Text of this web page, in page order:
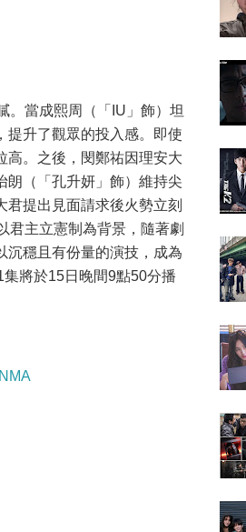
。當成熙周（「IU」飾）坦
提升了觀眾的投入感。即使
高。之後，閔鄭祐因理安大
朗（「孔升妍」飾）維持尖
提出見面請求後火勢立刻
君主立憲制為背景，隨著劇
沉穩且有份量的演技，成為
集將於15日晚間9點50分播